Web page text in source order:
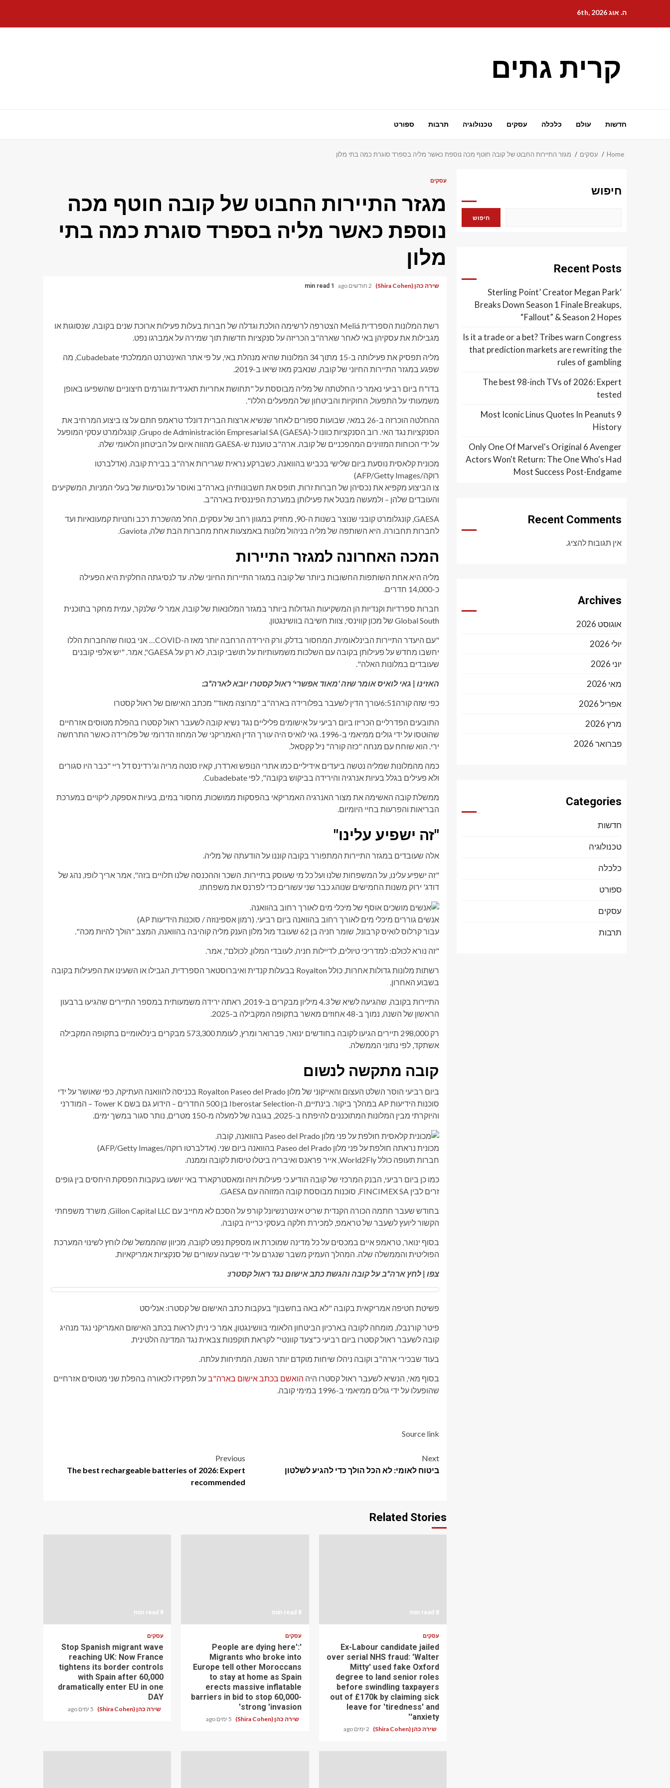
content
ה. אוג 6th, 2026
קרית גתים
חדשות עולם כלכלה עסקים טכנולוגיה תרבות ספורט
Home עסקים מגזר התיירות החבוט של קובה חוטף מכה נוספת כאשר מליה בספרד סוגרת כמה בתי מלון
עסקים
מגזר התיירות החבוט של קובה חוטף מכה
נוספת כאשר מליה בספרד סוגרת כמה בתי
מלון
שירה כהן (Shira Cohen) 2 חודשים ago 1 min read
רשת המלונות הספרדית Meliá הצטרפה לרשימה הולכת וגדלה של חברות בעלות פעילות ארוכת שנים בקובה, שנסוגות או
מגבילות את עסקיהן באי לאחר שארה"ב הכריזה על סנקציות חדשות תוך שמירה על אמברגו נפט.
מליה תפסיק את פעילותה ב-15 מתוך 34 המלונות שהיא מנהלת באי, על פי אתר האינטרנט הממלכתי Cubadebate, מה
שפגע במגזר התיירות החיוני של קובה, שנאבק מאז שיאו ב-2019.
בדו"ח ביום רביעי נאמר כי החלטתה של מליה מבוססת על "תחושת אחריות תאגידית וגורמים חיצוניים שהשפיעו באופן
משמעותי על התפעול, החוקיות והביטחון של המפעלים הללו".
ההחלטה הוכרזה ב-26 במאי, שבועות ספורים לאחר שנשיא ארצות הברית דונלד טראמפ חתם על צו ביצוע המרחיב את
הסנקציות נגד האי. רוב הסנקציות כוונו ל-Grupo de Administración Empresarial SA (GAESA), קונגלומרט עסקי המופעל
על ידי הכוחות המזוינים המהפכניים של קובה. ארה"ב טוענת ש-GAESA מהווה איום על הביטחון הלאומי שלה.
מכונית קלאסית נוסעת ביום שלישי בכביש בהוואנה, כשברקע נראית שגרירות ארה"ב בבירת קובה. (אדלברטו
רוקה/AFP/Getty Images)
צו הביצוע מקפיא את נכסיהן של חברות זרות, תופס את חשבונותיהן בארה"ב ואוסר על נסיעות של בעלי המניות, המשקיעים
והעובדים שלהן – ולמעשה מבטל את פעילותן במערכת הפיננסית בארה"ב.
GAESA, קונגלומרט קובני שנוצר בשנות ה-90, מחזיק במגוון רחב של עסקים, החל מהשכרת רכב וחנויות קמעונאיות ועד
לחברות תחבורה. היא השותפה של מליה בניהול מלונות באמצעות אחת מחברות הבת שלה, Gaviota.
המכה האחרונה למגזר התיירות
מליה היא אחת השותפות החשובות ביותר של קובה במגזר התיירות החיוני שלה. עד לנסיגתה החלקית היא הפעילה
כ-14,000 חדרים.
חברות ספרדיות וקנדיות הן המשקיעות הגדולות ביותר במגזר המלונאות של קובה, אמר לי שלנקר, עמית מחקר בתוכנית
Global South של מכון קווינסי, צוות חשיבה בוושינגטון.
"עם היעדר התיירות הבינלאומית, המחסור בדלק, ורק הירידה הרחבה יותר מאז ה-COVID… אני בטוח שהחברות הללו
יחשבו מחדש על פעילותן בקובה עם השלכות משמעותיות על תושבי קובה, לא רק על GAESA", אמר. "יש אלפי קובנים
שעובדים במלונות האלה".
האזינו | גאי לואיס אומר שזה 'מאוד אפשרי' ראול קסטרויובא לארה"ב:
כפי שזה קורה6:51עורך הדין לשעבר בפלורידה בארה"ב "מרוצה מאוד" מכתב האישום של ראול קסטרו
התובעים הפדרליים הכריזו ביום רביעי על אישומים פליליים נגד נשיא קובה לשעבר ראול קסטרו בהפלת מטוסים אזרחיים
שהוטסו על ידי גולים ממיאמי ב-1996. גאי לואיס היה עורך הדין האמריקני של המחוז הדרומי של פלורידה כאשר התרחשה
ירי. הוא שוחח עם מנחה "כזה קורה" ניל קקסאל.
כמה מהמלונות שמליה נטשה ביעדים אידיליים כמו אתרי הנופש וארדרו, קאיו סנטה מריה וג'רדינס דל ריי "כבר היו סגורים
ולא פעילים בגלל בעיות אנרגיה והירידה בביקוש בקובה", לפי Cubadebate.
ממשלת קובה האשימה את מצור האנרגיה האמריקאי בהפסקות ממושכות, מחסור במים, בעיות אספקה, ליקויים במערכת
הבריאות והפרעות בחיי היומיום.
"זה ישפיע עלינו"
אלה שעובדים במגזר התיירות המתפורר בקובה קוננו על הודעתה של מליה.
"זה ישפיע עלינו, על המשפחות שלנו ועל כל מי שעוסק בתיירות. השכר וההכנסה שלנו תלויים בזה", אמר אריך לופז, נהג של
דודג' ירוק משנות החמישים שנוהג כבר שני עשורים כדי לפרנס את משפחתו.
אנשים גוררים מיכלי מים לאורך רחוב בהוואנה ביום רביעי. (רמון אספינוזה / סוכנות הידיעות AP)
עבור קרלוס לואיס קרבונל, שומר חניה בן 62 שעובד מול מלון הענק מליה קוהיבה בהוואנה, המצב "הולך להיות מכה".
"זה נורא לכולם: למדריכי טיולים, לדיילות חניה, לעובדי המלון, לכולם", אמר.
רשתות מלונות גדולות אחרות, כולל Royalton בבעלות קנדית ואיברוסטאר הספרדית, הגבילו או השעינו את הפעילות בקובה
בשבוע האחרון.
התיירות בקובה, שהגיעה לשיא של 4.3 מיליון מבקרים ב-2019, ראתה ירידה משמעותית במספר התיירים שהגיעו ברבעון
הראשון של השנה, נמוך ב-48 אחוזים מאשר בתקופה המקבילה ב-2025.
רק 298,000 תיירים הגיעו לקובה בחודשים ינואר, פברואר ומרץ, לעומת 573,300 מבקרים בינלאומיים בתקופה המקבילה
אשתקד, לפי נתוני הממשלה.
קובה מתקשה לנשום
ביום רביעי הוסר השלט העצום והאייקוני של מלון Royalton Paseo del Prado בכניסה להוואנה העתיקה, כפי שאושר על ידי
סוכנות הידיעות AP במהלך ביקור. בינתיים, ה-Iberostar Selection בן 500 החדרים – הידוע גם בשם Tower K – המודרני
והיוקרתי מבין המלונות המתוכננים להיפתח ב-2025, בגובה של למעלה מ-150 מטרים, נותר סגור במשך ימים.
מכונית נראתה חולפת על פני מלון Paseo del Prado בהוואנה ביום שני.
(אדלברטו רוקה/AFP/Getty Images)
חברות תעופה כולל World2Fly, אייר פראנס ואיבריה ביטלו טיסות לקובה וממנה.
כמו כן ביום רביעי, הבנק המרכזי של קובה הודיע ​​כי פעילות ויזה ומאסטרקארד באי יושעו בעקבות הפסקת היחסים בין גופים
זרים לבין FINCIMEX SA, סוכנות מבוססת קובה המזוהה עם GAESA.
בחודש שעבר חתמה הכורה הקנדית שריט אינטרנשיונל קורפ על הסכם לא מחייב עם Gillon Capital LLC, משרד משפחתי
הקשור ליועץ לשעבר של טראמפ, למכירת חלקה בעסקי כרייה בקובה.
בסוף ינואר, טראמפ איים במכסים על כל מדינה שמוכרת או מספקת נפט לקובה, מכיוון שהממשל שלו לוחץ לשינוי המערכת
הפוליטית והממשלה שלה. המהלך העמיק משבר שנגרם על ידי שבעה עשורים של סנקציות אמריקאיות.
צפו | לחץ ארה"ב על קובה והגשת כתב אישום נגד ראול קסטרו:
פשיטת חטיפה אמריקאית בקובה "לא באה בחשבון" בעקבות כתב האישום של קסטרו: אנליסט
פיטר קורנבלו, מומחה לקובה בארכיון הביטחון הלאומי בוושינגטון, אמר כי ניתן לראות בכתב האישום האמריקני נגד מנהיג
קובה לשעבר ראול קסטרו ביום רביעי כ"צעד קוונטי" לקראת תוקפנות צבאית נגד המדינה הלטינית.
בעוד שבכירי ארה"ב וקובה ניהלו שיחות מוקדם יותר השנה, המתיחות עלתה.
בסוף מאי, הנשיא לשעבר ראול קסטרו היה הואשם בכתב אישום בארה"בעל תפקידו לכאורה בהפלת שני מטוסים אזרחיים
שהופעלו על ידי גולים ממיאמי ב-1996 במימי קובה.
Source link
Post
Previous
The best rechargeable batteries of 2026: Expert
recommended
Next
ביטוח לאומי: לא הכל הולך כדי להגיע לשלטון
Related Stories
8 min read
עסקים
Ex-Labour candidate jailed
over serial NHS fraud: 'Walter
Mitty' used fake Oxford
degree to land senior roles
before swindling taxpayers
out of £170k by claiming sick
leave for 'tiredness' and
'anxiety'
שירה כהן (Shira Cohen) 2 ימים ago
8 min read
עסקים
'People are dying here':
Migrants who broke into
Europe tell other Moroccans
to stay at home as Spain
erects massive inflatable
barriers in bid to stop 60,000-
strong 'invasion'
שירה כהן (Shira Cohen) 5 ימים ago
8 min read
עסקים
Stop Spanish migrant wave
reaching UK: Now France
tightens its border controls
with Spain after 60,000
dramatically enter EU in one
DAY
שירה כהן (Shira Cohen) 5 ימים ago
חיפוש
חיפוש
Recent Posts
‘Sterling Point’ Creator Megan Park
Breaks Down Season 1 Finale Breakups,
“Fallout” & Season 2 Hopes
Is it a trade or a bet? Tribes warn Congress
that prediction markets are rewriting the
rules of gambling
The best 98-inch TVs of 2026: Expert
tested
9 Most Iconic Linus Quotes In Peanuts
History
Only One Of Marvel's Original 6 Avenger
Actors Won't Return: The One Who's Had
Most Success Post-Endgame
Recent Comments
אין תגובות להציג.
Archives
אוגוסט 2026
יולי 2026
יוני 2026
מאי 2026
אפריל 2026
מרץ 2026
פברואר 2026
Categories
חדשות
טכנולוגיה
כלכלה
ספורט
עסקים
תרבות